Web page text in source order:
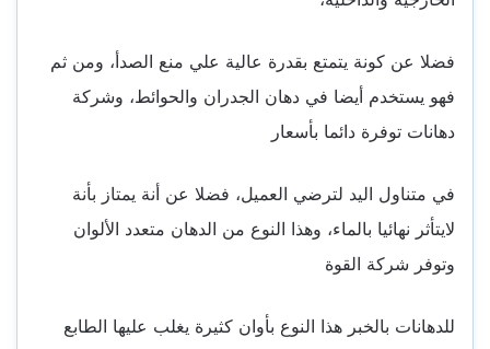
فضلا عن كونة يتمتع بقدرة عالية علي منع الصدأ، ومن ثم
فهو يستخدم أيضا في دهان الجدران والحوائط، وشركة
دهانات توفرة دائما بأسعار
في متناول اليد لترضي العميل، فضلا عن أنة يمتاز بأنة
لايتأثر نهائيا بالماء، وهذا النوع من الدهان متعدد الألوان
وتوفر شركة القوة
للدهانات بالخبر هذا النوع بأوان كثيرة يغلب عليها الطابع